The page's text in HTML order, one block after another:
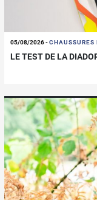
05/08/2026-CHAUSSURES
LE TEST DE LA